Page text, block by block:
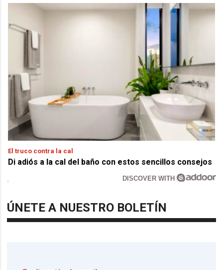
El truco contra la cal
Di adiós a la cal del baño con estos sencillos consejos
DISCOVER WITH
ÚNETE A NUESTRO BOLETÍN